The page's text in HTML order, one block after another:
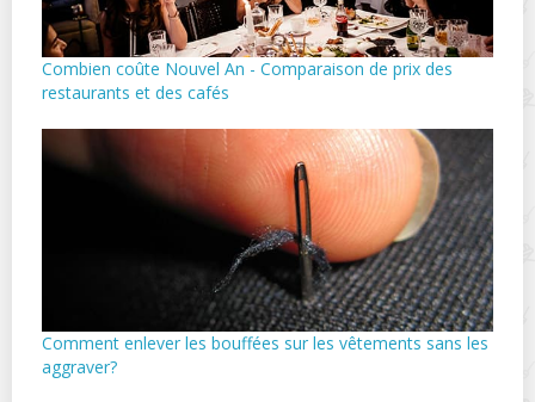
Combien coûte Nouvel An - Comparaison de prix des
restaurants et des cafés
Comment enlever les bouffées sur les vêtements sans les
aggraver?